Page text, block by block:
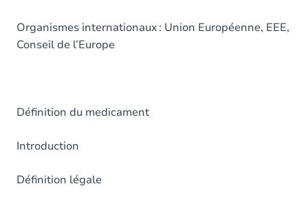
Organismes internationaux : Union Européenne, EEE,
Conseil de l’Europe
Définition du medicament
Introduction
Définition légale